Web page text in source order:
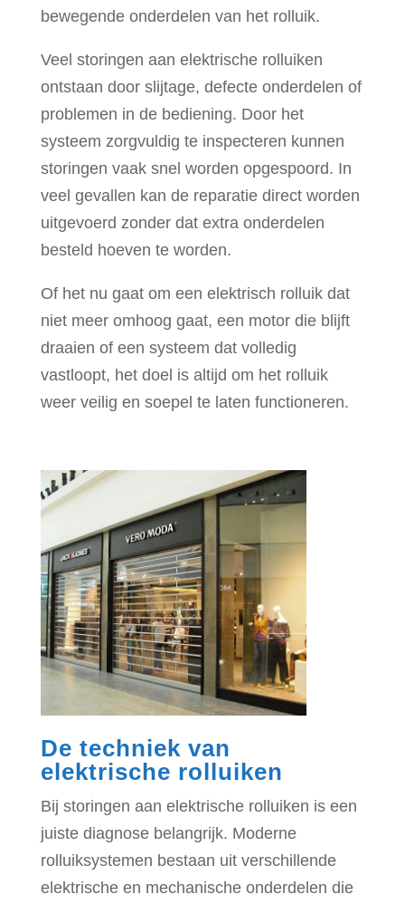
bewegende onderdelen van het rolluik.
Veel storingen aan elektrische rolluiken
ontstaan door slijtage, defecte onderdelen of
problemen in de bediening. Door het
systeem zorgvuldig te inspecteren kunnen
storingen vaak snel worden opgespoord. In
veel gevallen kan de reparatie direct worden
uitgevoerd zonder dat extra onderdelen
besteld hoeven te worden.
Of het nu gaat om een elektrisch rolluik dat
niet meer omhoog gaat, een motor die blijft
draaien of een systeem dat volledig
vastloopt, het doel is altijd om het rolluik
weer veilig en soepel te laten functioneren.
De techniek van
elektrische rolluiken
Bij storingen aan elektrische rolluiken is een
juiste diagnose belangrijk. Moderne
rolluiksystemen bestaan uit verschillende
elektrische en mechanische onderdelen die